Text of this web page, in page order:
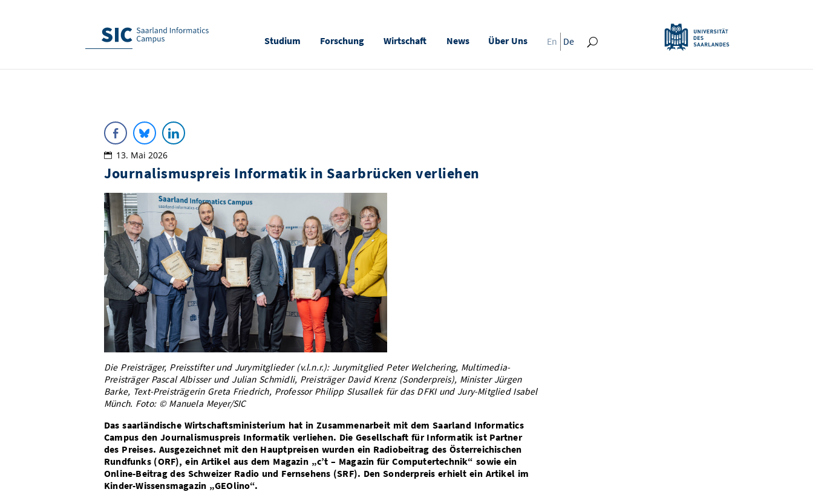
Studium Forschung Wirtschaft News Über Uns En De
13. Mai 2026
Journalismuspreis Informatik in Saarbrücken verliehen
Die Preisträger, Preisstifter und Jurymitglieder (v.l.n.r.): Jurymitglied Peter Welchering, Multimedia-
Preisträger Pascal Albisser und Julian Schmidli, Preisträger David Krenz (Sonderpreis), Minister Jürgen
Barke, Text-Preisträgerin Greta Friedrich, Professor Philipp Slusallek für das DFKI und Jury-Mitglied Isabel
Münch. Foto: © Manuela Meyer/SIC
Das saarländische Wirtschaftsministerium hat in Zusammenarbeit mit dem Saarland Informatics
Campus den Journalismuspreis Informatik verliehen. Die Gesellschaft für Informatik ist Partner
des Preises. Ausgezeichnet mit den Hauptpreisen wurden ein Radiobeitrag des Österreichischen
Rundfunks (ORF), ein Artikel aus dem Magazin „c’t – Magazin für Computertechnik“ sowie ein
Online-Beitrag des Schweizer Radio und Fernsehens (SRF). Den Sonderpreis erhielt ein Artikel im
Kinder-Wissensmagazin „GEOlino“.